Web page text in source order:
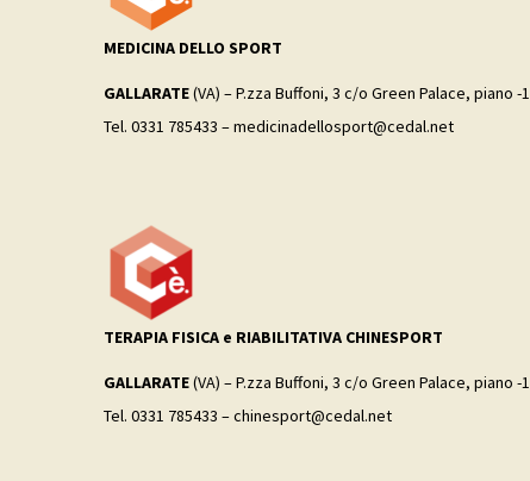
MEDICINA DELLO SPORT
GALLARATE(VA) – P.zza Buffoni, 3 c/o Green Palace, piano -1
Tel. 0331 785433 – medicinadellosport@cedal.net
TERAPIA FISICA e RIABILITATIVA CHINESPORT
GALLARATE(VA) – P.zza Buffoni, 3 c/o Green Palace, piano -1
Tel. 0331 785433 – chinesport@cedal.net